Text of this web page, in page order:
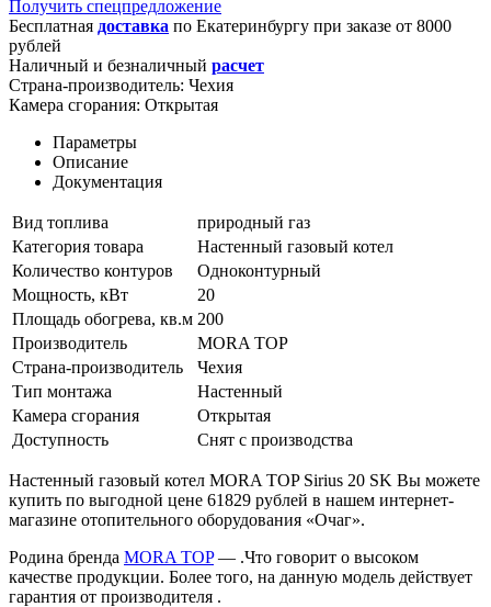
Получить спецпредложение
Бесплатная доставка по Екатеринбургу при заказе от 8000
рублей
Наличный и безналичный расчет
Страна-производитель: Чехия
Камера сгорания: Открытая
Параметры
Описание
Документация
Вид топлива
природный газ
Категория товара
Настенный газовый котел
Количество контуров
Одноконтурный
Мощность, кВт
20
Площадь обогрева, кв.м 200
Производитель
MORA TOP
Страна-производитель
Чехия
Тип монтажа
Настенный
Камера сгорания
Открытая
Доступность
Снят с производства
Настенный газовый котел MORA TOP Sirius 20 SK Вы можете
купить по выгодной цене 61829 рублей в нашем интернет-
магазине отопительного оборудования «Очаг».
Родина бренда MORA TOP— .Что говорит о высоком
качестве продукции. Более того, на данную модель действует
гарантия от производителя .